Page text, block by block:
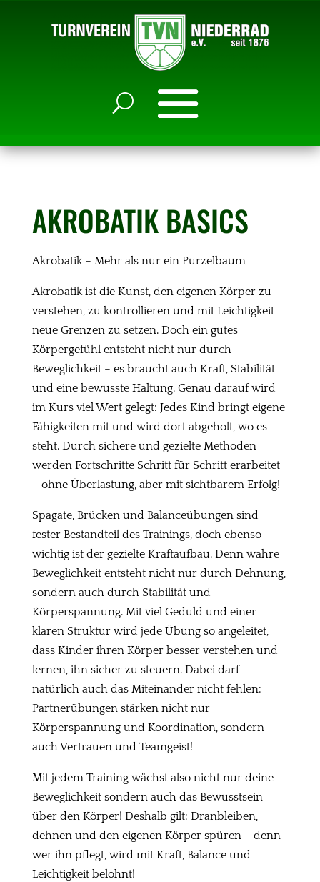
AKROBATIK BASICS
Akrobatik – Mehr als nur ein Purzelbaum
Akrobatik ist die Kunst, den eigenen Körper zu
verstehen, zu kontrollieren und mit Leichtigkeit
neue Grenzen zu setzen. Doch ein gutes
Körpergefühl entsteht nicht nur durch
Beweglichkeit – es braucht auch Kraft, Stabilität
und eine bewusste Haltung. Genau darauf wird
im Kurs viel Wert gelegt: Jedes Kind bringt eigene
Fähigkeiten mit und wird dort abgeholt, wo es
steht. Durch sichere und gezielte Methoden
werden Fortschritte Schritt für Schritt erarbeitet
– ohne Überlastung, aber mit sichtbarem Erfolg!
Spagate, Brücken und Balanceübungen sind
fester Bestandteil des Trainings, doch ebenso
wichtig ist der gezielte Kraftaufbau. Denn wahre
Beweglichkeit entsteht nicht nur durch Dehnung,
sondern auch durch Stabilität und
Körperspannung. Mit viel Geduld und einer
klaren Struktur wird jede Übung so angeleitet,
dass Kinder ihren Körper besser verstehen und
lernen, ihn sicher zu steuern. Dabei darf
natürlich auch das Miteinander nicht fehlen:
Partnerübungen stärken nicht nur
Körperspannung und Koordination, sondern
auch Vertrauen und Teamgeist!
Mit jedem Training wächst also nicht nur deine
Beweglichkeit sondern auch das Bewusstsein
über den Körper! Deshalb gilt: Dranbleiben,
dehnen und den eigenen Körper spüren – denn
wer ihn pflegt, wird mit Kraft, Balance und
Leichtigkeit belohnt!